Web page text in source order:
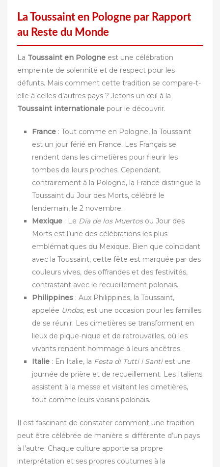
La Toussaint en Pologne par Rapport
au Reste du Monde
La Toussaint en Pologne est une célébration
empreinte de solennité et de respect pour les
défunts. Mais comment cette tradition se compare-t-
elle à celles d’autres pays ? Jetons un œil à la
Toussaint internationale pour le découvrir.
France : Tout comme en Pologne, la Toussaint
est un jour férié en France. Les Français se
rendent dans les cimetières pour fleurir les
tombes de leurs proches. Cependant,
contrairement à la Pologne, la France distingue la
Toussaint du Jour des Morts, célébré le
lendemain, le 2 novembre.
Mexique : Le Día de los Muertosou Jour des
Morts est l’une des célébrations les plus
emblématiques du Mexique. Bien que coïncidant
avec la Toussaint, cette fête est marquée par des
couleurs vives, des offrandes et des festivités,
contrastant avec le recueillement polonais.
Philippines : Aux Philippines, la Toussaint,
appelée Undas, est une occasion pour les familles
de se réunir. Les cimetières se transforment en
lieux de pique-nique et de retrouvailles, où les
vivants rendent hommage à leurs ancêtres.
Italie : En Italie, la Festa di Tutti i Santiest une
journée de prière et de recueillement. Les Italiens
assistent à la messe et visitent les cimetières,
tout comme leurs voisins polonais.
Il est fascinant de constater comment une tradition
peut être célébrée de manière si différente d’un pays
à l’autre. Chaque culture apporte sa propre
interprétation et ses propres coutumes à la